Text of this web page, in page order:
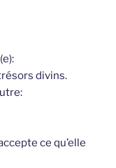
divins.
ce qu’elle